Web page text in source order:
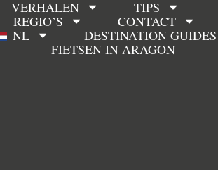
VERHALEN
TIPS
REGIO’S
CONTACT
NL
DESTINATION GUIDES
FIETSEN IN ARAGON